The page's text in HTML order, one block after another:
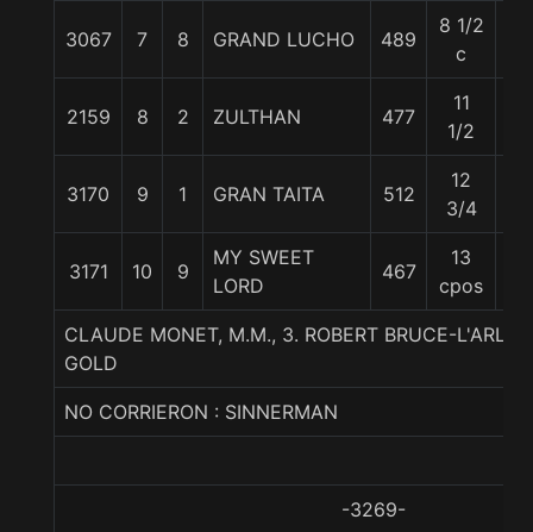
3067 7 8 GRAND LUCHO 489
8 1/2
c
2159 8 2 ZULTHAN 477
11
1/2
3170 9 1 GRAN TAITA 512
12
3/4
3171 10 9
MY SWEET
LORD
467
13
cpos
CLAUDE MONET, M.M., 3. ROBERT BRUCE-
GOLD
NO CORRIERON : SINNERMAN
-3269-